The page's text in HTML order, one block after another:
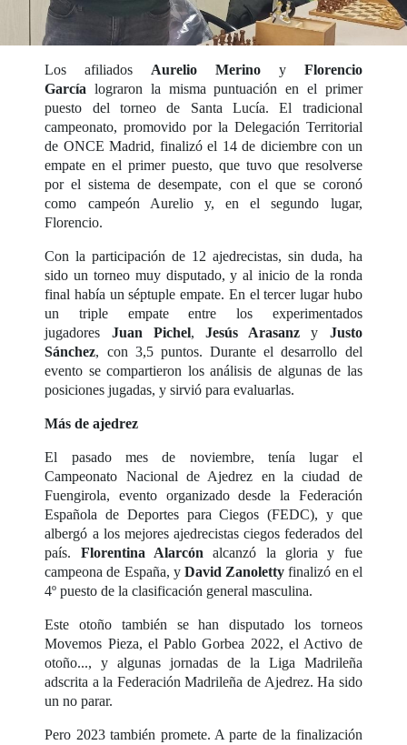
Los afiliados Aurelio Merinoy Florencio
García lograron la misma puntuación en el primer
puesto del torneo de Santa Lucía. El tradicional
campeonato, promovido por la Delegación Territorial
de ONCE Madrid, finalizó el 14 de diciembre con un
empate en el primer puesto, que tuvo que resolverse
por el sistema de desempate, con el que se coronó
como campeón Aurelio y, en el segundo lugar,
Florencio.
Con la participación de 12 ajedrecistas, sin duda, ha
sido un torneo muy disputado, y al inicio de la ronda
final había un séptuple empate. En el tercer lugar hubo
un triple empate entre los experimentados
jugadores Juan Pichel,Jesús Arasanz y Justo
Sánchez, con 3,5 puntos. Durante el desarrollo del
evento se compartieron los análisis de algunas de las
posiciones jugadas, y sirvió para evaluarlas.
Más de ajedrez
El pasado mes de noviembre, tenía lugar el
Campeonato Nacional de Ajedrez en la ciudad de
Fuengirola, evento organizado desde la Federación
Española de Deportes para Ciegos (FEDC), y que
albergó a los mejores ajedrecistas ciegos federados del
país. Florentina Alarcón alcanzó la gloria y fue
campeona de España, y David Zanoletty finalizó en el
4º puesto de la clasificación general masculina.
Este otoño también se han disputado los torneos
Movemos Pieza, el Pablo Gorbea 2022, el Activo de
otoño..., y algunas jornadas de la Liga Madrileña
adscrita a la Federación Madrileña de Ajedrez. Ha sido
un no parar.
Pero 2023 también promete. A parte de la finalización